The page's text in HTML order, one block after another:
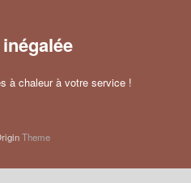
à chaleur à votre service !
Theme